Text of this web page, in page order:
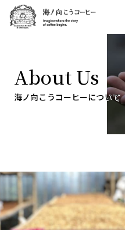
海ノ向こうコーヒーについて
About Us